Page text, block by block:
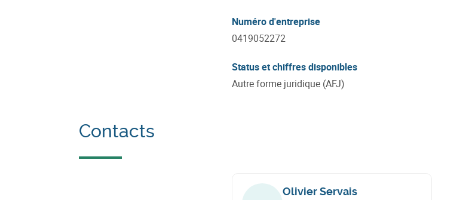
Numéro d'entreprise
0419052272
Status et chiffres disponibles
Autre forme juridique (AFJ)
Contacts
Olivier Servais